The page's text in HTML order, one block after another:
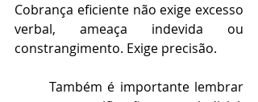
Cobrança eficiente não exige excesso
verbal, ameaça indevida ou
constrangimento. Exige precisão.